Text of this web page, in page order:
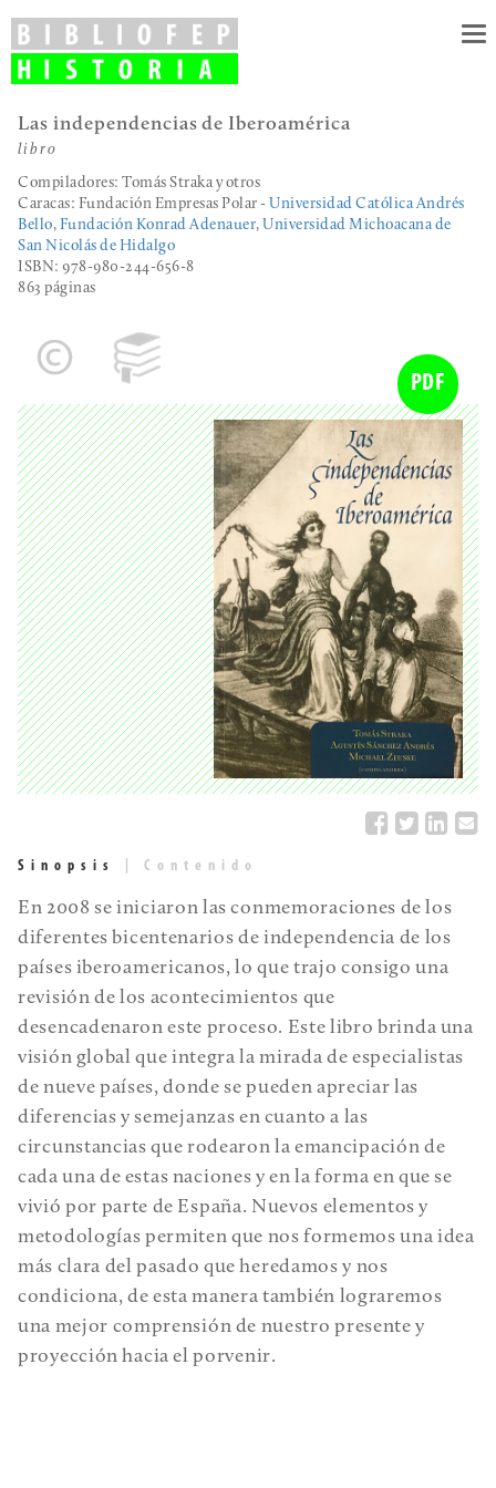
Las independencias de Iberoamérica
libro
Compiladores: Tomás Straka y otros
Caracas: Fundación Empresas Polar - Universidad Católica Andrés
Bello, Fundación Konrad Adenauer, Universidad Michoacana de
San Nicolás de Hidalgo
ISBN: 978-980-244-656-8
863 páginas
PDF
Sinopsis Contenido
En 2008 se iniciaron las conmemoraciones de los
diferentes bicentenarios de independencia de los
países iberoamericanos, lo que trajo consigo una
revisión de los acontecimientos que
desencadenaron este proceso. Este libro brinda una
visión global que integra la mirada de especialistas
de nueve países, donde se pueden apreciar las
diferencias y semejanzas en cuanto a las
circunstancias que rodearon la emancipación de
cada una de estas naciones y en la forma en que se
vivió por parte de España. Nuevos elementos y
metodologías permiten que nos formemos una idea
más clara del pasado que heredamos y nos
condiciona, de esta manera también lograremos
una mejor comprensión de nuestro presente y
proyección hacia el porvenir.